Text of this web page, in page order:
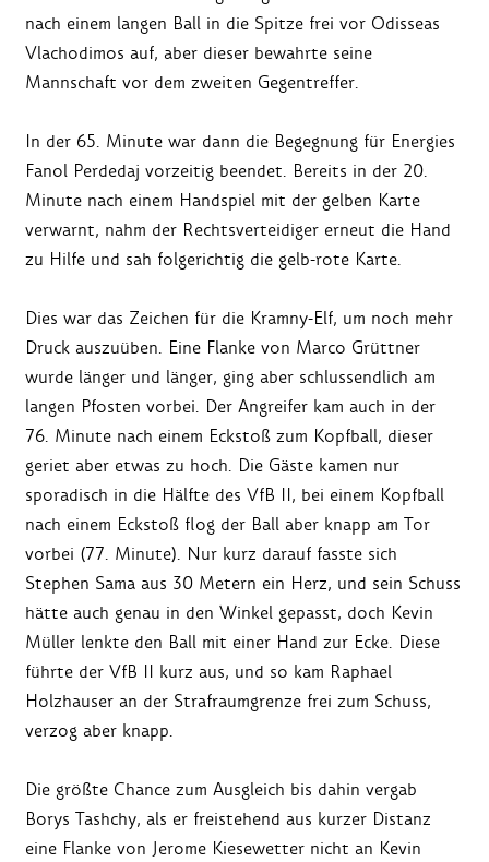
nach einem langen Ball in die Spitze frei vor Odisseas
Vlachodimos auf, aber dieser bewahrte seine
Mannschaft vor dem zweiten Gegentreffer.
In der 65. Minute war dann die Begegnung für Energies
Fanol Perdedaj vorzeitig beendet. Bereits in der 20.
Minute nach einem Handspiel mit der gelben Karte
verwarnt, nahm der Rechtsverteidiger erneut die Hand
zu Hilfe und sah folgerichtig die gelb-rote Karte.
Dies war das Zeichen für die Kramny-Elf, um noch mehr
Druck auszuüben. Eine Flanke von Marco Grüttner
wurde länger und länger, ging aber schlussendlich am
langen Pfosten vorbei. Der Angreifer kam auch in der
76. Minute nach einem Eckstoß zum Kopfball, dieser
geriet aber etwas zu hoch. Die Gäste kamen nur
sporadisch in die Hälfte des VfB II, bei einem Kopfball
nach einem Eckstoß flog der Ball aber knapp am Tor
vorbei (77. Minute). Nur kurz darauf fasste sich
Stephen Sama aus 30 Metern ein Herz, und sein Schuss
hätte auch genau in den Winkel gepasst, doch Kevin
Müller lenkte den Ball mit einer Hand zur Ecke. Diese
führte der VfB II kurz aus, und so kam Raphael
Holzhauser an der Strafraumgrenze frei zum Schuss,
verzog aber knapp.
Die größte Chance zum Ausgleich bis dahin vergab
Borys Tashchy, als er freistehend aus kurzer Distanz
eine Flanke von Jerome Kiesewetter nicht an Kevin